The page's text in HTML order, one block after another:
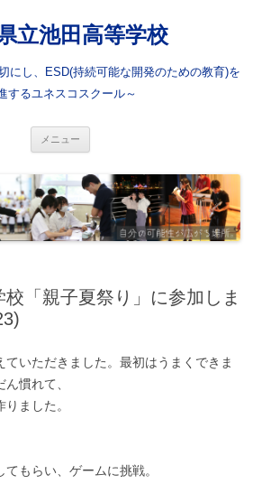
立池田高等学校
にし、ESD(持続可能な開発のための教育)を
するユネスコスクール～
メニュー
ツ
へ
ス
キ
ッ
プ
「親子夏祭り」に参加しま
ていただきました。最初はうまくできま
慣れて、
ました。
もらい、ゲームに挑戦。